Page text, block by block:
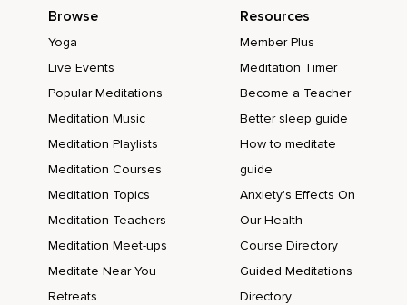
Browse
Yoga
Live Events
Popular Meditations
Meditation Music
Meditation Playlists
Meditation Courses
Meditation Topics
Meditation Teachers
Meditation Meet-ups
Meditate Near You
Retreats
Resources
Member Plus
Meditation Timer
Become a Teacher
Better sleep guide
How to meditate
guide
Anxiety's Effects On
Our Health
Course Directory
Guided Meditations
Directory